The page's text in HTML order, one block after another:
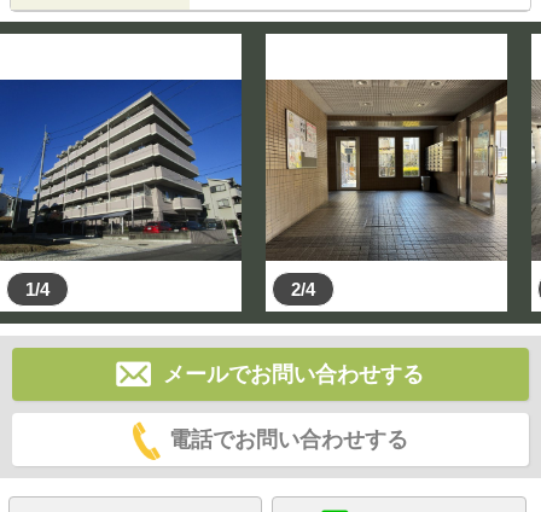
1/4 2/4
メールでお問い合わせする
電話でお問い合わせする